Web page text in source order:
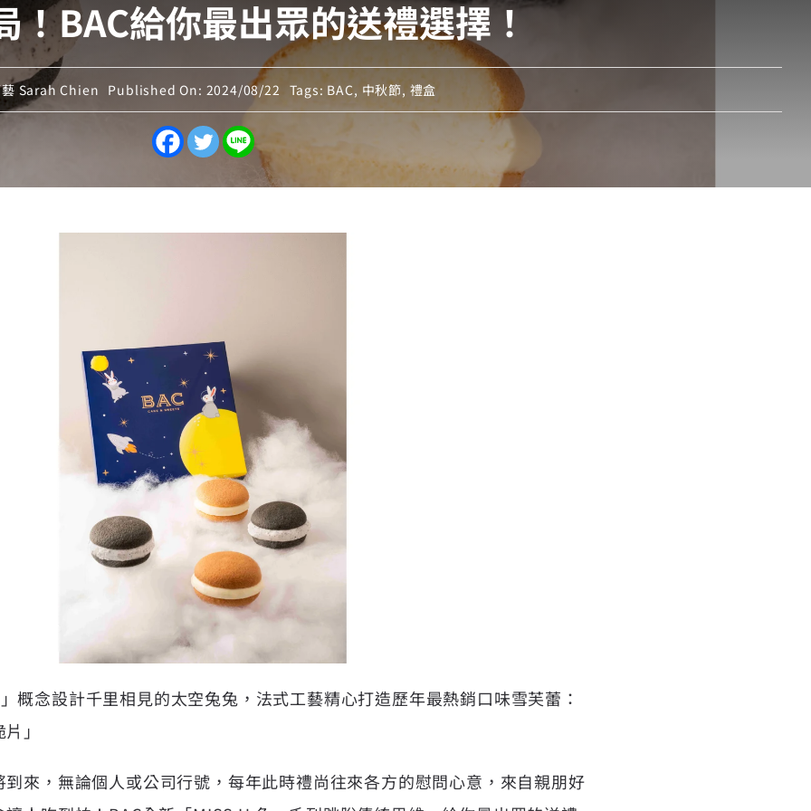
！BAC給你最出眾的送禮選擇！
Sarah Chien Published On: 2024/08/22 Tags: BAC, 中秋節, 禮盒
概念設計千里相見的太空兔兔，法式工藝精心打造歷年最熱銷口味雪芙蕾：
」
來，無論個人或公司行號，每年此時禮尚往來各方的慰問心意，來自親朋好